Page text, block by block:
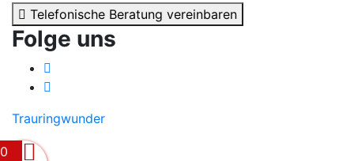
Telefonische Beratung vereinbaren
Folge uns
Trauringwunder
0